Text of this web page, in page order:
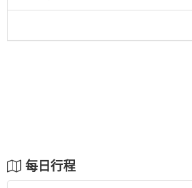
每日行程